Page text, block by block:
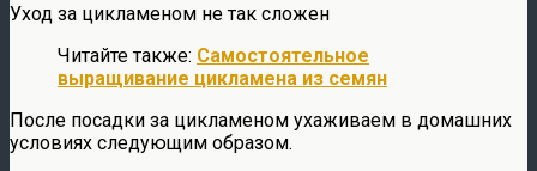
Уход за цикламеном не так сложен
Читайте также: Самостоятельное
выращивание цикламена из семян
После посадки за цикламеном ухаживаем в домашних
условиях следующим образом.